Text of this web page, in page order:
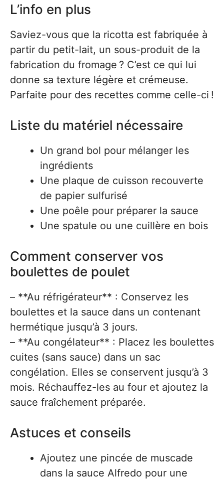
L’info en plus
Saviez-vous que la ricotta est fabriquée à
partir du petit-lait, un sous-produit de la
fabrication du fromage ? C’est ce qui lui
donne sa texture légère et crémeuse.
Parfaite pour des recettes comme celle-ci !
Liste du matériel nécessaire
Un grand bol pour mélanger les
ingrédients
Une plaque de cuisson recouverte
de papier sulfurisé
Une poêle pour préparer la sauce
Une spatule ou une cuillère en bois
Comment conserver vos
boulettes de poulet
– **Au réfrigérateur** : Conservez les
boulettes et la sauce dans un contenant
hermétique jusqu’à 3 jours.
– **Au congélateur** : Placez les boulettes
cuites (sans sauce) dans un sac
congélation. Elles se conservent jusqu’à 3
mois. Réchauffez-les au four et ajoutez la
sauce fraîchement préparée.
Astuces et conseils
Ajoutez une pincée de muscade
dans la sauce Alfredo pour une